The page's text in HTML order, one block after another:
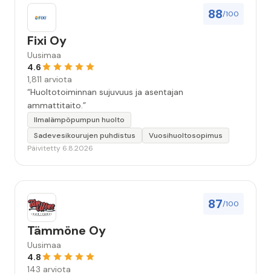
88/100
Fixi Oy
Uusimaa
4.6
1,811 arviota
“Huoltotoiminnan sujuvuus ja asentajan
ammattitaito.”
Ilmalämpöpumpun huolto
Sadevesikourujen puhdistus
Vuosihuoltosopimus
Päivitetty 6.8.2026
87/100
Tämmöne Oy
Uusimaa
4.8
143 arviota